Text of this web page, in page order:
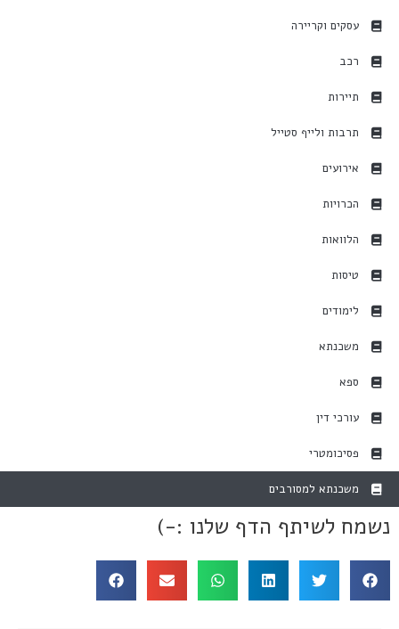
עסקים וקריירה
רכב
תיירות
תרבות ולייף סטייל
אירועים
הכרויות
הלוואות
טיסות
לימודים
משכנתא
ספא
עורכי דין
פסיכומטרי
משכנתא למסורבים
נשמח לשיתף הדף שלנו :-)